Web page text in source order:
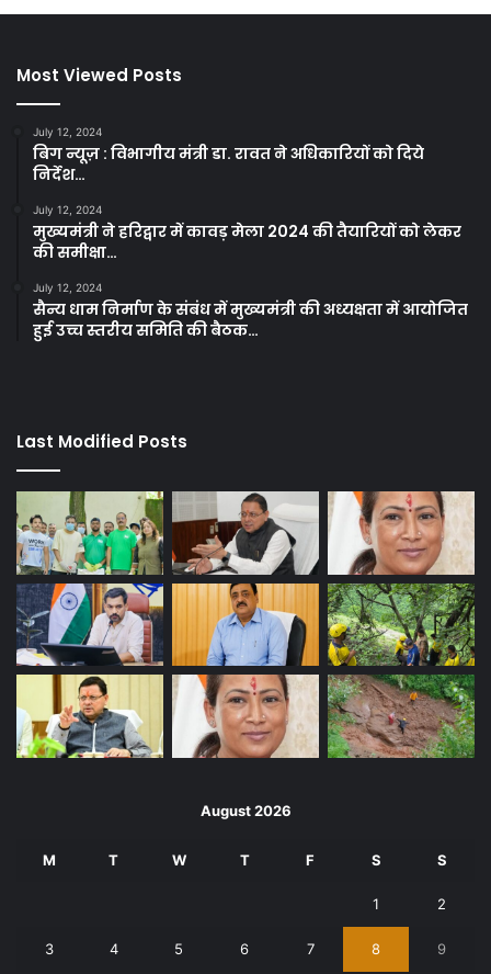
Most Viewed Posts
July 12, 2024
बिग न्यूज़ : विभागीय मंत्री डा. रावत ने अधिकारियों को दिये
निर्देश…
July 12, 2024
मुख्यमंत्री ने हरिद्वार में कावड़ मेला 2024 की तैयारियों को लेकर
की समीक्षा…
July 12, 2024
सैन्य धाम निर्माण के संबंध में मुख्यमंत्री की अध्यक्षता में आयोजित
हुई उच्च स्तरीय समिति की बैठक…
Last Modified Posts
August 2026
M T W T F S S
1 2
3 4 5 6 7 8 9